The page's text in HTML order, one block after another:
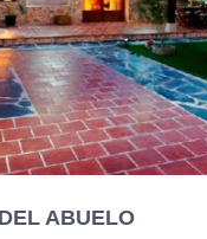
ABUELO